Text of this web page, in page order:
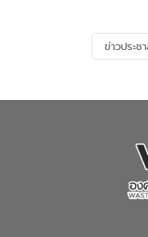
ข่าวประช